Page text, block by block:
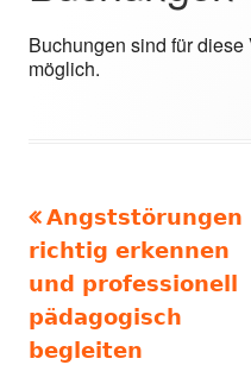
Buchungen sind für
möglich.
Vorheriger
Beitrag:
Angststörungen
richtig erkennen
und professionell
pädagogisch
begleiten